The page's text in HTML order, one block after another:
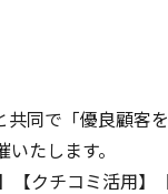
同で「優良顧客
たします。
【クチコミ活用】